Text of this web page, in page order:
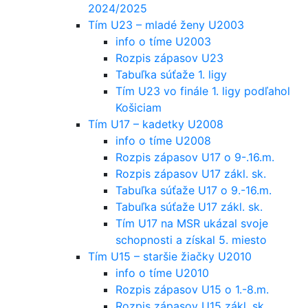
2024/2025
Tím U23 – mladé ženy U2003
info o tíme U2003
Rozpis zápasov U23
Tabuľka súťaže 1. ligy
Tím U23 vo finále 1. ligy podľahol
Košiciam
Tím U17 – kadetky U2008
info o tíme U2008
Rozpis zápasov U17 o 9-.16.m.
Rozpis zápasov U17 zákl. sk.
Tabuľka súťaže U17 o 9.-16.m.
Tabuľka súťaže U17 zákl. sk.
Tím U17 na MSR ukázal svoje
schopnosti a získal 5. miesto
Tím U15 – staršie žiačky U2010
info o tíme U2010
Rozpis zápasov U15 o 1.-8.m.